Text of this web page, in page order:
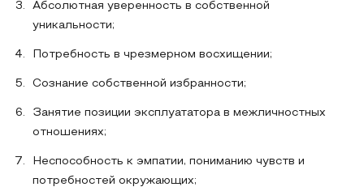
Абсолютная уверенность в собственной
уникальности;
Потребность в чрезмерном восхищении;
Сознание собственной избранности;
Занятие позиции эксплуататора в межличностных
отношениях;
Неспособность к эмпатии, пониманию чувств и
потребностей окружающих;